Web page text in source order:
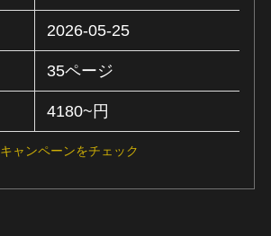
2026-05-25
35ページ
4180~円
キャンペーンをチェック